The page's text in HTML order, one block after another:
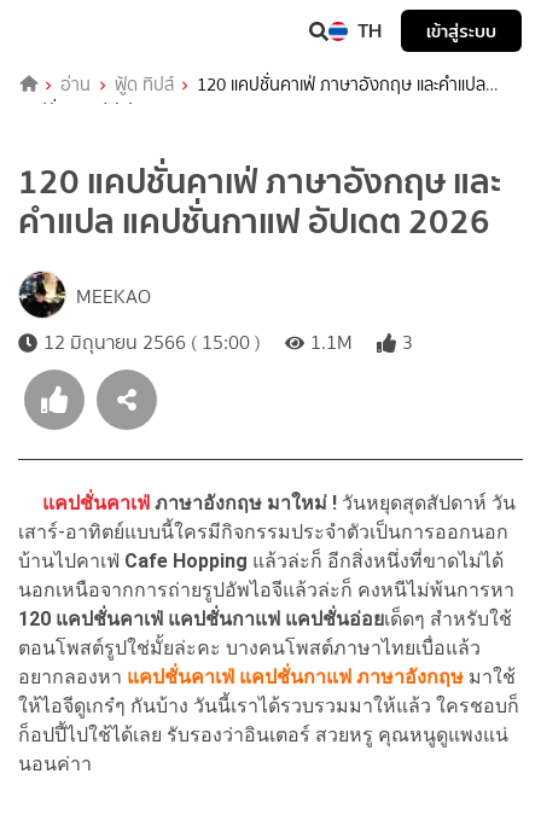
TH เข้าสู่ระบบ
อ่าน ฟู้ด ทิปส์
120 แคปชั่นคาเฟ่ ภาษาอังกฤษ และคำแปล
แคปชั่นกาแฟ อัปเดต 2026
120 แคปชั่นคาเฟ่ ภาษาอังกฤษ และ
คำแปล แคปชั่นกาแฟ อัปเดต 2026
MEEKAO
12 มิถุนายน 2566 ( 15:00 )
1.1M 3
แคปชั่นคาเฟ่ ภาษาอังกฤษ มาใหม่ ! วันหยุดสุดสัปดาห์ วัน
เสาร์-อาทิตย์แบบนี้ใครมีกิจกรรมประจำตัวเป็นการออกนอก
บ้านไปคาเฟ่ Cafe Hopping แล้วล่ะก็ อีกสิ่งหนึ่งที่ขาดไม่ได้
นอกเหนือจากการถ่ายรูปอัพไอจีแล้วล่ะก็ คงหนีไม่พ้นการหา
120 แคปชั่นคาเฟ่ แคปชั่นกาแฟ แคปชั่นอ่อยเด็ดๆ สำหรับใช้
ตอนโพสต์รูปใช่มั้ยล่ะคะ บางคนโพสต์ภาษาไทยเบื่อแล้ว
อยากลองหา แคปชั่นคาเฟ่ แคปชั่นกาแฟ ภาษาอังกฤษ มาใช้
ให้ไอจีดูเกร๋ๆ กันบ้าง วันนี้เราได้รวบรวมมาให้แล้ว ใครชอบก็
ก็อปปี้ไปใช้ได้เลย รับรองว่าอินเตอร์ สวยหรู คุณหนูดูแพงแน่
นอนค่าา